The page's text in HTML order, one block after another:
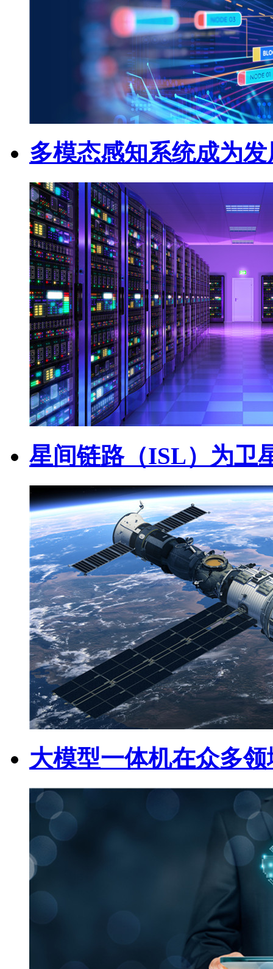
多模态感知系统成为
星间链路（ISL）为卫
大模型一体机在众多